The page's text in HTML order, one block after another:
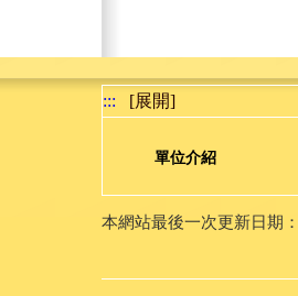
::: [展開]
單位介紹
本網站最後一次更新日期